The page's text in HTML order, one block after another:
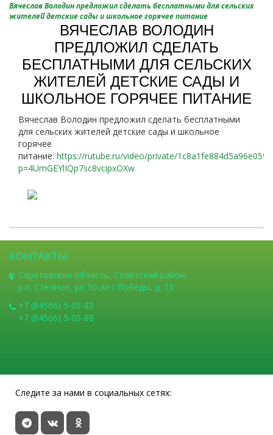
Вячеслав Володин предложил сделать бесплатными для сельских
жителей детские сады и школьное горячее питание
ВЯЧЕСЛАВ ВОЛОДИН
ПРЕДЛОЖИЛ СДЕЛАТЬ
БЕСПЛАТНЫМИ ДЛЯ СЕЛЬСКИХ
ЖИТЕЛЕЙ ДЕТСКИЕ САДЫ И
ШКОЛЬНОЕ ГОРЯЧЕЕ ПИТАНИЕ
Вячеслав Володин предложил сделать бесплатными
для сельских жителей детские сады и школьное
горячее
питание: https://rutube.ru/video/private/
p=4UmGEYlIQp7sc8vcipxOXw
КОНТАКТЫ
Саратовская область, Советский район,
р.п. Степное, ул. 50 лет Победы, д. 13
+7 (84566) 5-05-83
+7 (84566) 5-05-88
Следите за нами в социальных сетях: